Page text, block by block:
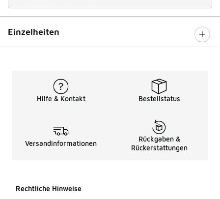
Einzelheiten
Hilfe & Kontakt Bestellstatus
Versandinformationen
Rückgaben &
Rückerstattungen
Rechtliche Hinweise